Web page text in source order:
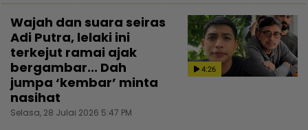
4:26
Wajah dan suara seiras
Adi Putra, lelaki ini
terkejut ramai ajak
bergambar... Dah
jumpa ‘kembar’ minta
nasihat
Selasa, 28 Julai 2026 5:47 PM